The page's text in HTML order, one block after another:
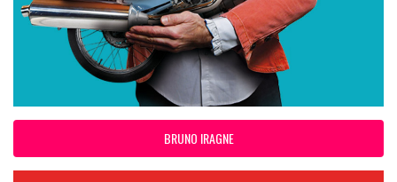
BRUNO IRAGNE